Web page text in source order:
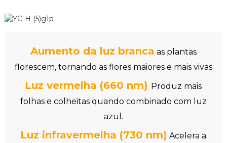
Aumento da luz branca as plantas
florescem, tornando as flores maiores e mais vivas
Luz vermelha (660 nm) Produz mais
folhas e colheitas quando combinado com luz
azul.
Luz infravermelha (730 nm) Acelera a